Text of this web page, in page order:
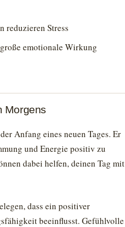
reduzieren Stress
emotionale Wirkung
Morgens
Anfang eines neuen Tages. Er
und Energie positiv zu
dabei helfen, deinen Tag mit
dass ein positiver
beeinflusst. Gefühlvolle